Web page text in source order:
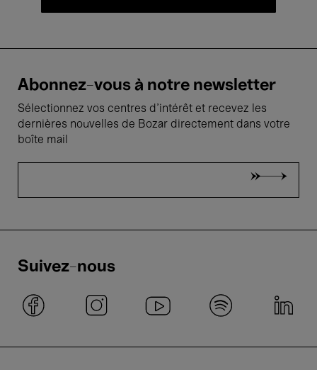
Abonnez-vous à notre newsletter
Sélectionnez vos centres d'intérêt et recevez les
dernières nouvelles de Bozar directement dans votre
boîte mail
Suivez-nous